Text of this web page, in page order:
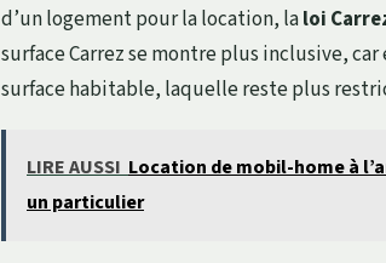
d’un logement pour la location, laloi
surface Carrez se montre plus inclusive,
surface habitable, laquelle reste plus
LIRE AUSSI Location de mobil-home à
un particulier